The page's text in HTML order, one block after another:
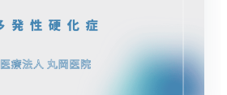
女性特有のお悩みに寄り添いま